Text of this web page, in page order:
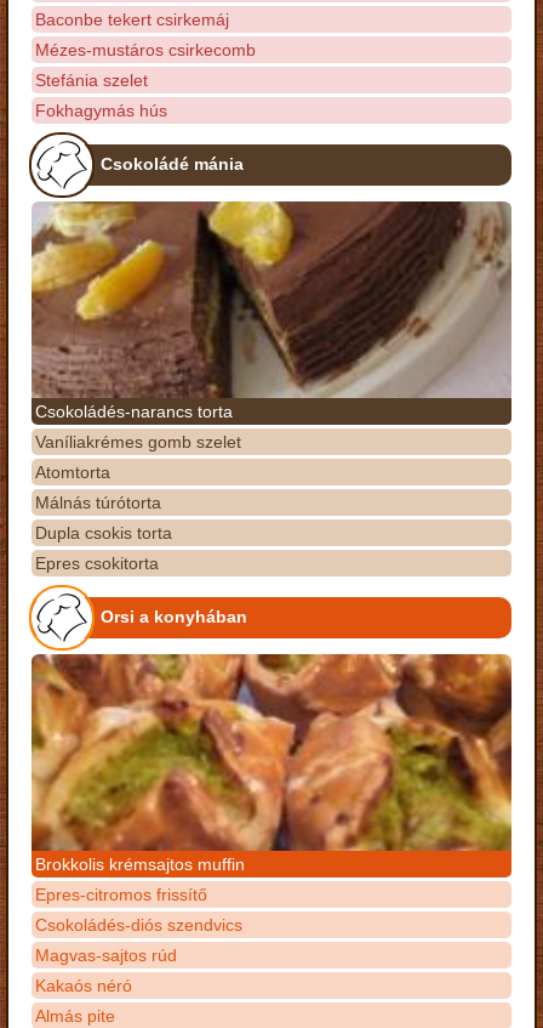
Baconbe tekert csirkemáj
Mézes-mustáros csirkecomb
Stefánia szelet
Fokhagymás hús
Csokoládé mánia
Csokoládés-narancs torta
Vaníliakrémes gomb szelet
Atomtorta
Málnás túrótorta
Dupla csokis torta
Epres csokitorta
Orsi a konyhában
Brokkolis krémsajtos muffin
Epres-citromos frissítő
Csokoládés-diós szendvics
Magvas-sajtos rúd
Kakaós néró
Almás pite